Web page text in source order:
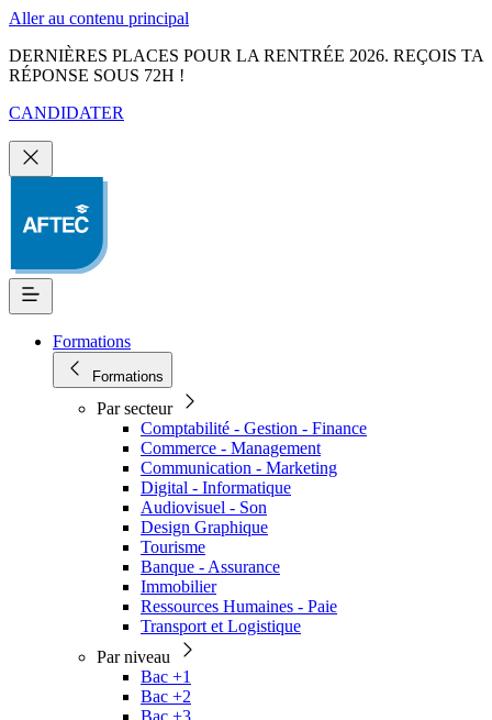
Aller au contenu principal
DERNIÈRES PLACES POUR LA RENTRÉE 2026. REÇOIS TA
RÉPONSE SOUS 72H !
CANDIDATER
Formations
Formations
Par secteur
Comptabilité - Gestion - Finance
Commerce - Management
Communication - Marketing
Digital - Informatique
Audiovisuel - Son
Design Graphique
Tourisme
Banque - Assurance
Immobilier
Ressources Humaines - Paie
Transport et Logistique
Par niveau
Bac +1
Bac +2
Bac +3